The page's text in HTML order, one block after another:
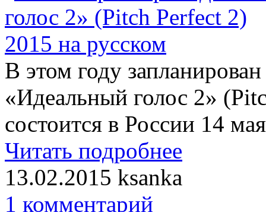
В этом году
«Идеальный голос 2»
состоится в России 14
Читать подробнее
13.02.2015 ksanka
1 комментарий